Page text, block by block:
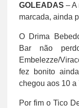
GOLEADAS – A
marcada, ainda
O Drima
Bar não
Embelezze/
fez bonito
chegou aos 10 a
Por fim o Tico